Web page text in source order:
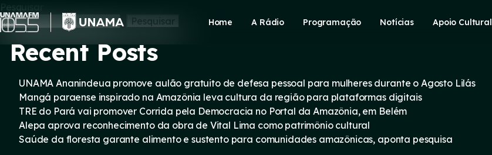
Skip
to
content
Home A Rádio Programação Notícias Apoio Cultural
Pesquisar
Pesquisar
Recent Posts
UNAMA Ananindeua promove aulão gratuito de defesa pessoal para mulheres durante o Agosto Lilás
Mangá paraense inspirado na Amazônia leva cultura da região para plataformas digitais
TRE do Pará vai promover Corrida pela Democracia no Portal da Amazônia, em Belém
Alepa aprova reconhecimento da obra de Vital Lima como patrimônio cultural
Saúde da floresta garante alimento e sustento para comunidades amazônicas, aponta pesquisa